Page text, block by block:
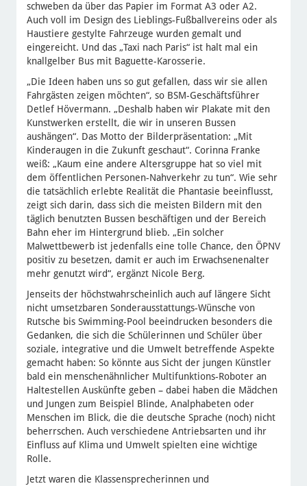
schweben da über das Papier im Format A3 oder A2.
Auch voll im Design des Lieblings-Fußballvereins oder als
Haustiere gestylte Fahrzeuge wurden gemalt und
eingereicht. Und das „Taxi nach Paris“ ist halt mal ein
knallgelber Bus mit Baguette-Karosserie.
„Die Ideen haben uns so gut gefallen, dass wir sie allen
Fahrgästen zeigen möchten“, so BSM-Geschäftsführer
Detlef Hövermann. „Deshalb haben wir Plakate mit den
Kunstwerken erstellt, die wir in unseren Bussen
aushängen“. Das Motto der Bilderpräsentation: „Mit
Kinderaugen in die Zukunft geschaut“. Corinna Franke
weiß: „Kaum eine andere Altersgruppe hat so viel mit
dem öffentlichen Personen-Nahverkehr zu tun“. Wie sehr
die tatsächlich erlebte Realität die Phantasie beeinflusst,
zeigt sich darin, dass sich die meisten Bildern mit den
täglich benutzten Bussen beschäftigen und der Bereich
Bahn eher im Hintergrund blieb. „Ein solcher
Malwettbewerb ist jedenfalls eine tolle Chance, den ÖPNV
positiv zu besetzen, damit er auch im Erwachsenenalter
mehr genutzt wird“, ergänzt Nicole Berg.
Jenseits der höchstwahrscheinlich auch auf längere Sicht
nicht umsetzbaren Sonderausstattungs-Wünsche von
Rutsche bis Swimming-Pool beeindrucken besonders die
Gedanken, die sich die Schülerinnen und Schüler über
soziale, integrative und die Umwelt betreffende Aspekte
gemacht haben: So könnte aus Sicht der jungen Künstler
bald ein menschenähnlicher Multifunktions-Roboter an
Haltestellen Auskünfte geben – dabei haben die Mädchen
und Jungen zum Beispiel Blinde, Analphabeten oder
Menschen im Blick, die die deutsche Sprache (noch) nicht
beherrschen. Auch verschiedene Antriebsarten und ihr
Einfluss auf Klima und Umwelt spielten eine wichtige
Rolle.
Jetzt waren die Klassensprecherinnen und